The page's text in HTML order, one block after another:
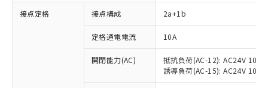
接点定格 接点構成 2a+1b
定格通電電流 10A
開閉能力(AC)
抵抗負荷(AC-12): AC24V 10A/
誘導負荷(AC-15): AC24V
※1 対応状況
対応済み：EU RoHS指令（10物質）の
非含有に対応した製品が提供可能な商品で
対応予定：EU RoHS指令（10物質）の非含